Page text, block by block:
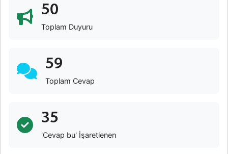
50
Toplam Duyuru
59
Toplam Cevap
35
'Cevap bu' İşaretlenen